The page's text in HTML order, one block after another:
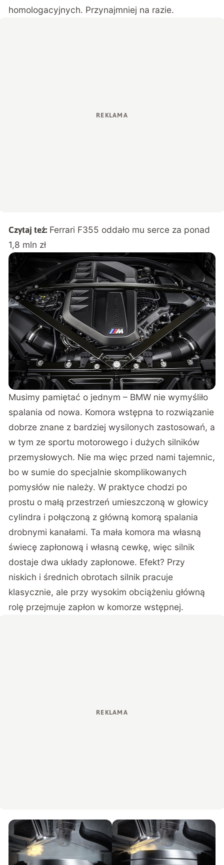
homologacyjnych. Przynajmniej na razie.
Czytaj też: Ferrari F355 oddało mu serce za ponad
1,8 mln zł
Musimy pamiętać o jednym – BMW nie wymyśliło
spalania od nowa. Komora wstępna to rozwiązanie
dobrze znane z bardziej wysilonych zastosowań, a
w tym ze sportu motorowego i dużych silników
przemysłowych. Nie ma więc przed nami tajemnic,
bo w sumie do specjalnie skomplikowanych
pomysłów nie należy. W praktyce chodzi po
prostu o małą przestrzeń umieszczoną w głowicy
cylindra i połączoną z główną komorą spalania
drobnymi kanałami. Ta mała komora ma własną
świecę zapłonową i własną cewkę, więc silnik
dostaje dwa układy zapłonowe. Efekt? Przy
niskich i średnich obrotach silnik pracuje
klasycznie, ale przy wysokim obciążeniu główną
rolę przejmuje zapłon w komorze wstępnej.